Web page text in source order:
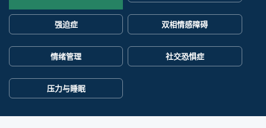
强迫症 双相情感障碍
情绪管理 社交恐惧症
压力与睡眠